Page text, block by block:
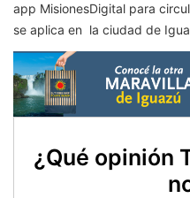
app MisionesDigital para
se aplica en la ciudad de
¿Qué opinión